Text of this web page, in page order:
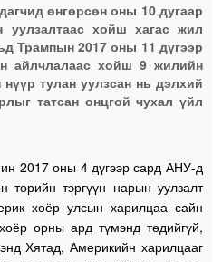
өнгөрсөн оны 10 дугаар
уулзалтаас хойш хагас жил
Трампын 2017 оны 11 дүгээр
айлчлалаас хойш 9 жилийн
тулан уулзсан нь дэлхий
татсан онцгой чухал үйл
2017 оны 4 дүгээр сард АНУ-д
төрийн тэргүүн нарын уулзалт
хоёр улсын харилцаа сайн
орны ард түмэнд төдийгүй,
Хятад, Америкийн харилцааг